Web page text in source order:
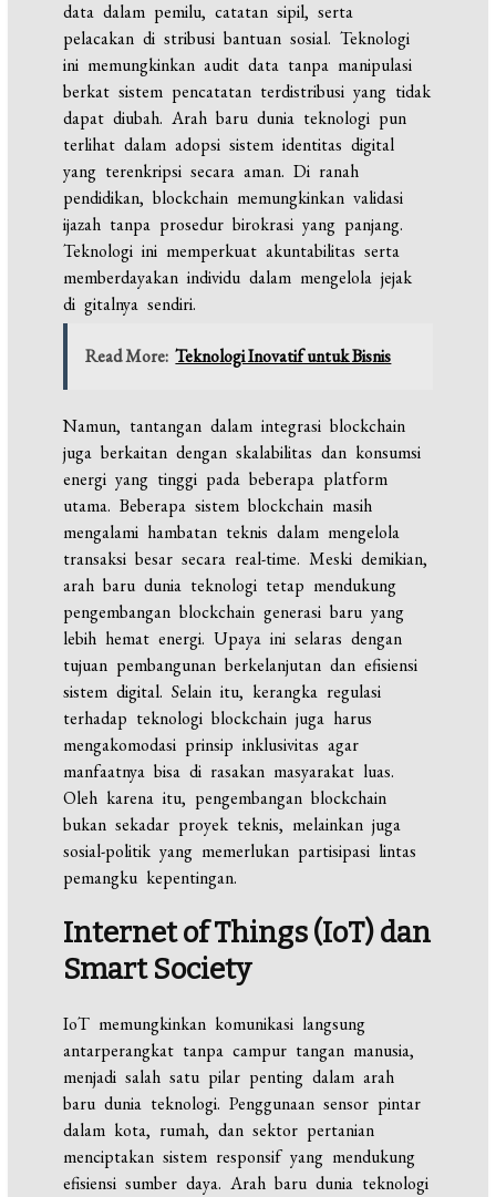
data dalam pemilu, catatan sipil, serta
pelacakan di stribusi bantuan sosial. Teknologi
ini memungkinkan audit data tanpa manipulasi
berkat sistem pencatatan terdistribusi yang tidak
dapat diubah. Arah baru dunia teknologi pun
terlihat dalam adopsi sistem identitas digital
yang terenkripsi secara aman. Di ranah
pendidikan, blockchain memungkinkan validasi
ijazah tanpa prosedur birokrasi yang panjang.
Teknologi ini memperkuat akuntabilitas serta
memberdayakan individu dalam mengelola jejak
di gitalnya sendiri.
Read More: Teknologi Inovatif untuk Bisnis
Namun, tantangan dalam integrasi blockchain
juga berkaitan dengan skalabilitas dan konsumsi
energi yang tinggi pada beberapa platform
utama. Beberapa sistem blockchain masih
mengalami hambatan teknis dalam mengelola
transaksi besar secara real-time. Meski demikian,
arah baru dunia teknologi tetap mendukung
pengembangan blockchain generasi baru yang
lebih hemat energi. Upaya ini selaras dengan
tujuan pembangunan berkelanjutan dan efisiensi
sistem digital. Selain itu, kerangka regulasi
terhadap teknologi blockchain juga harus
mengakomodasi prinsip inklusivitas agar
manfaatnya bisa di rasakan masyarakat luas.
Oleh karena itu, pengembangan blockchain
bukan sekadar proyek teknis, melainkan juga
sosial-politik yang memerlukan partisipasi lintas
pemangku kepentingan.
Internet of Things (IoT) dan
Smart Society
IoT memungkinkan komunikasi langsung
antarperangkat tanpa campur tangan manusia,
menjadi salah satu pilar penting dalam arah
baru dunia teknologi. Penggunaan sensor pintar
dalam kota, rumah, dan sektor pertanian
menciptakan sistem responsif yang mendukung
efisiensi sumber daya. Arah baru dunia teknologi